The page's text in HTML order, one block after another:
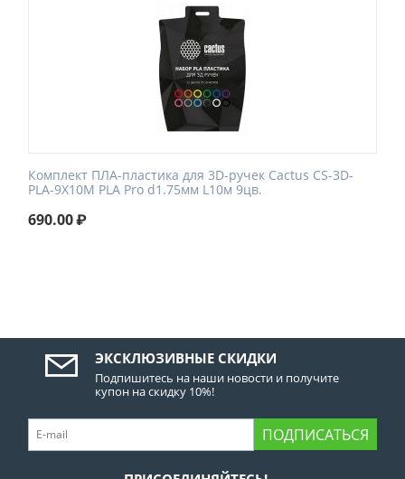
Комплект ПЛА-пластика для 3D-ручек Cactus CS-3D-
PLA-9X10M PLA Pro d1.75мм L10м 9цв.
690.00₽
ЭКСКЛЮЗИВНЫЕ СКИДКИ
Подпишитесь на наши новости и получите
купон на скидку 10%!
ПОДПИСАТЬСЯ